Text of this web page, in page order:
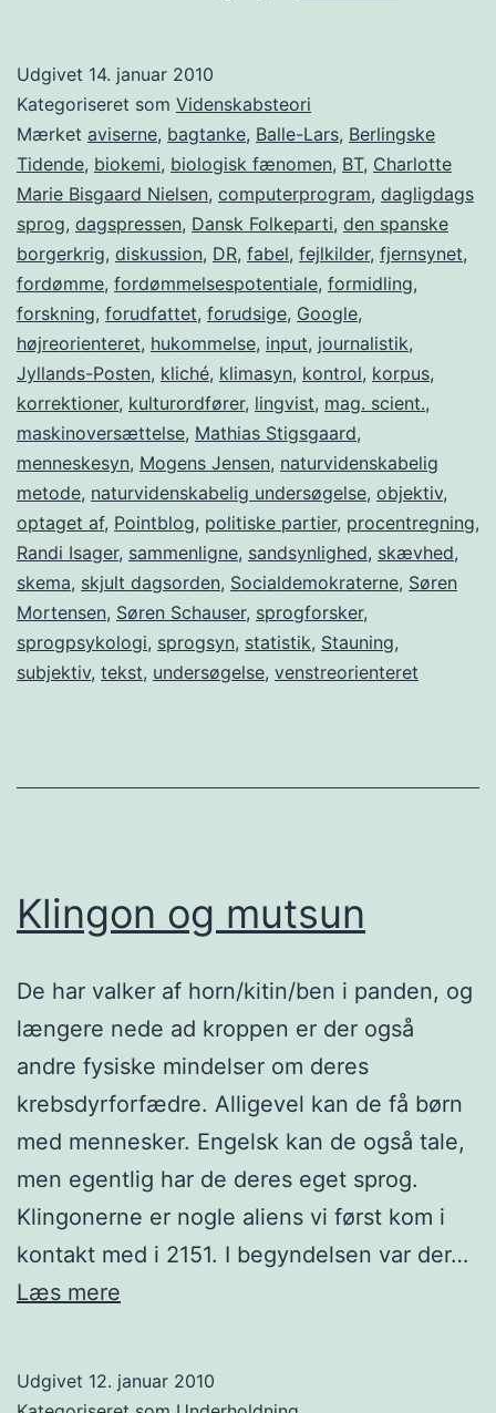
Udgivet 14. januar 2010
Kategoriseret som Videnskabsteori
Mærket aviserne, bagtanke, Balle-Lars, Berlingske
Tidende, biokemi, biologisk fænomen, BT, Charlotte
Marie Bisgaard Nielsen, computerprogram, dagligdags
sprog, dagspressen, Dansk Folkeparti, den spanske
borgerkrig, diskussion, DR, fabel, fejlkilder, fjernsynet,
fordømme, fordømmelsespotentiale, formidling,
forskning, forudfattet, forudsige, Google,
højreorienteret, hukommelse, input, journalistik,
Jyllands-Posten, kliché, klimasyn, kontrol, korpus,
korrektioner, kulturordfører, lingvist, mag. scient.,
maskinoversættelse, Mathias Stigsgaard,
menneskesyn, Mogens Jensen, naturvidenskabelig
metode, naturvidenskabelig undersøgelse, objektiv,
optaget af, Pointblog, politiske partier, procentregning,
Randi Isager, sammenligne, sandsynlighed, skævhed,
skema, skjult dagsorden, Socialdemokraterne, Søren
Mortensen, Søren Schauser, sprogforsker,
sprogpsykologi, sprogsyn, statistik, Stauning,
subjektiv, tekst, undersøgelse, venstreorienteret
Klingon og mutsun
De har valker af horn/kitin/ben i panden, og
længere nede ad kroppen er der også
andre fysiske mindelser om deres
krebsdyrforfædre. Alligevel kan de få børn
med mennesker. Engelsk kan de også tale,
men egentlig har de deres eget sprog.
Klingonerne er nogle aliens vi først kom i
kontakt med i 2151. I begyndelsen var der…
Læs mere
Udgivet 12. januar 2010